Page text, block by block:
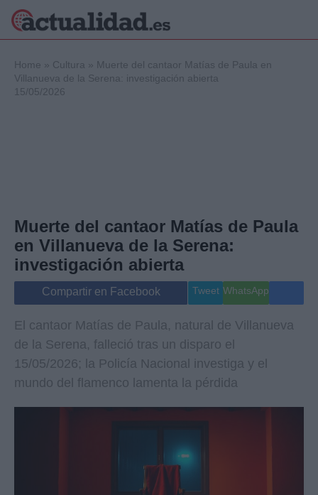
Internacional
Viajes
Gente
Musica
Home » Cultura » Muerte del cantaor Matías de Paula en
Villanueva de la Serena: investigación abierta
15/05/2026
Muerte del cantaor Matías de Paula
en Villanueva de la Serena:
investigación abierta
Compartir en Facebook Tweet WhatsApp
El cantaor Matías de Paula, natural de Villanueva
de la Serena, falleció tras un disparo el
15/05/2026; la Policía Nacional investiga y el
mundo del flamenco lamenta la pérdida